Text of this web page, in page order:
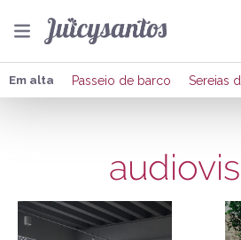
Em alta Passeio de barco Sereias